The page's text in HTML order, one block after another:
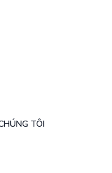
TÔI